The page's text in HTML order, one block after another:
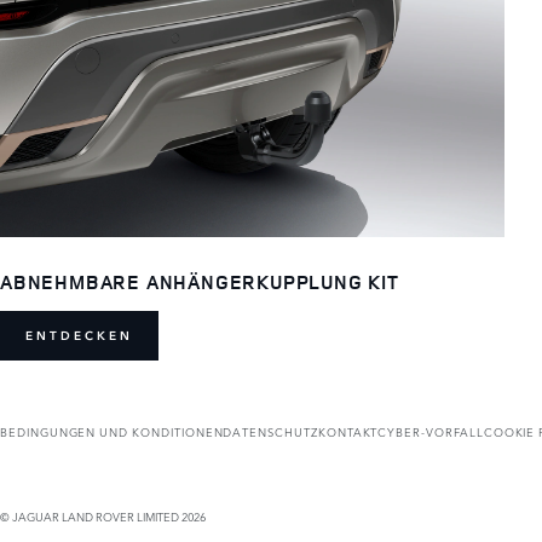
ABNEHMBARE ANHÄNGERKUPPLUNG KIT
ENTDECKEN
BEDINGUNGEN UND KONDITIONENDATENSCHUTZKONTAKTCYBER-VORFALL COOKIE
© JAGUAR LAND ROVER LIMITED 2026